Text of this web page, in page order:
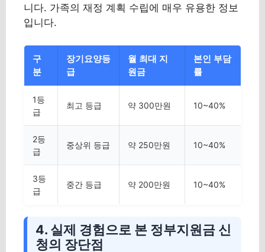
니다. 가족의 재정 계획 수립에 매우 유용한 정보
입니다.
구
분
장기요양등
급
월 최대 지
원금
본인 부담
률
1등
급
최고 등급 약 300만원 10~40%
2등
급
중상위 등급 약 250만원 10~40%
3등
급
중간 등급 약 200만원 10~40%
4. 실제 경험으로 본 정부지원금 신
청의 장단점